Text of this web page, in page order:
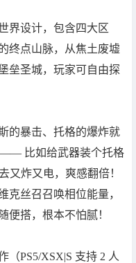
界设计，包含四大区
终点山脉，从焦土废墟
垒圣城，玩家可自由探
的暴击、托格的爆炸就
比如给武器装个托格
又炸又电，爽感翻倍！
克丝召召唤相位能量，
便搭，根本不怕腻！
（PS5/XSX|S 支持 2 人